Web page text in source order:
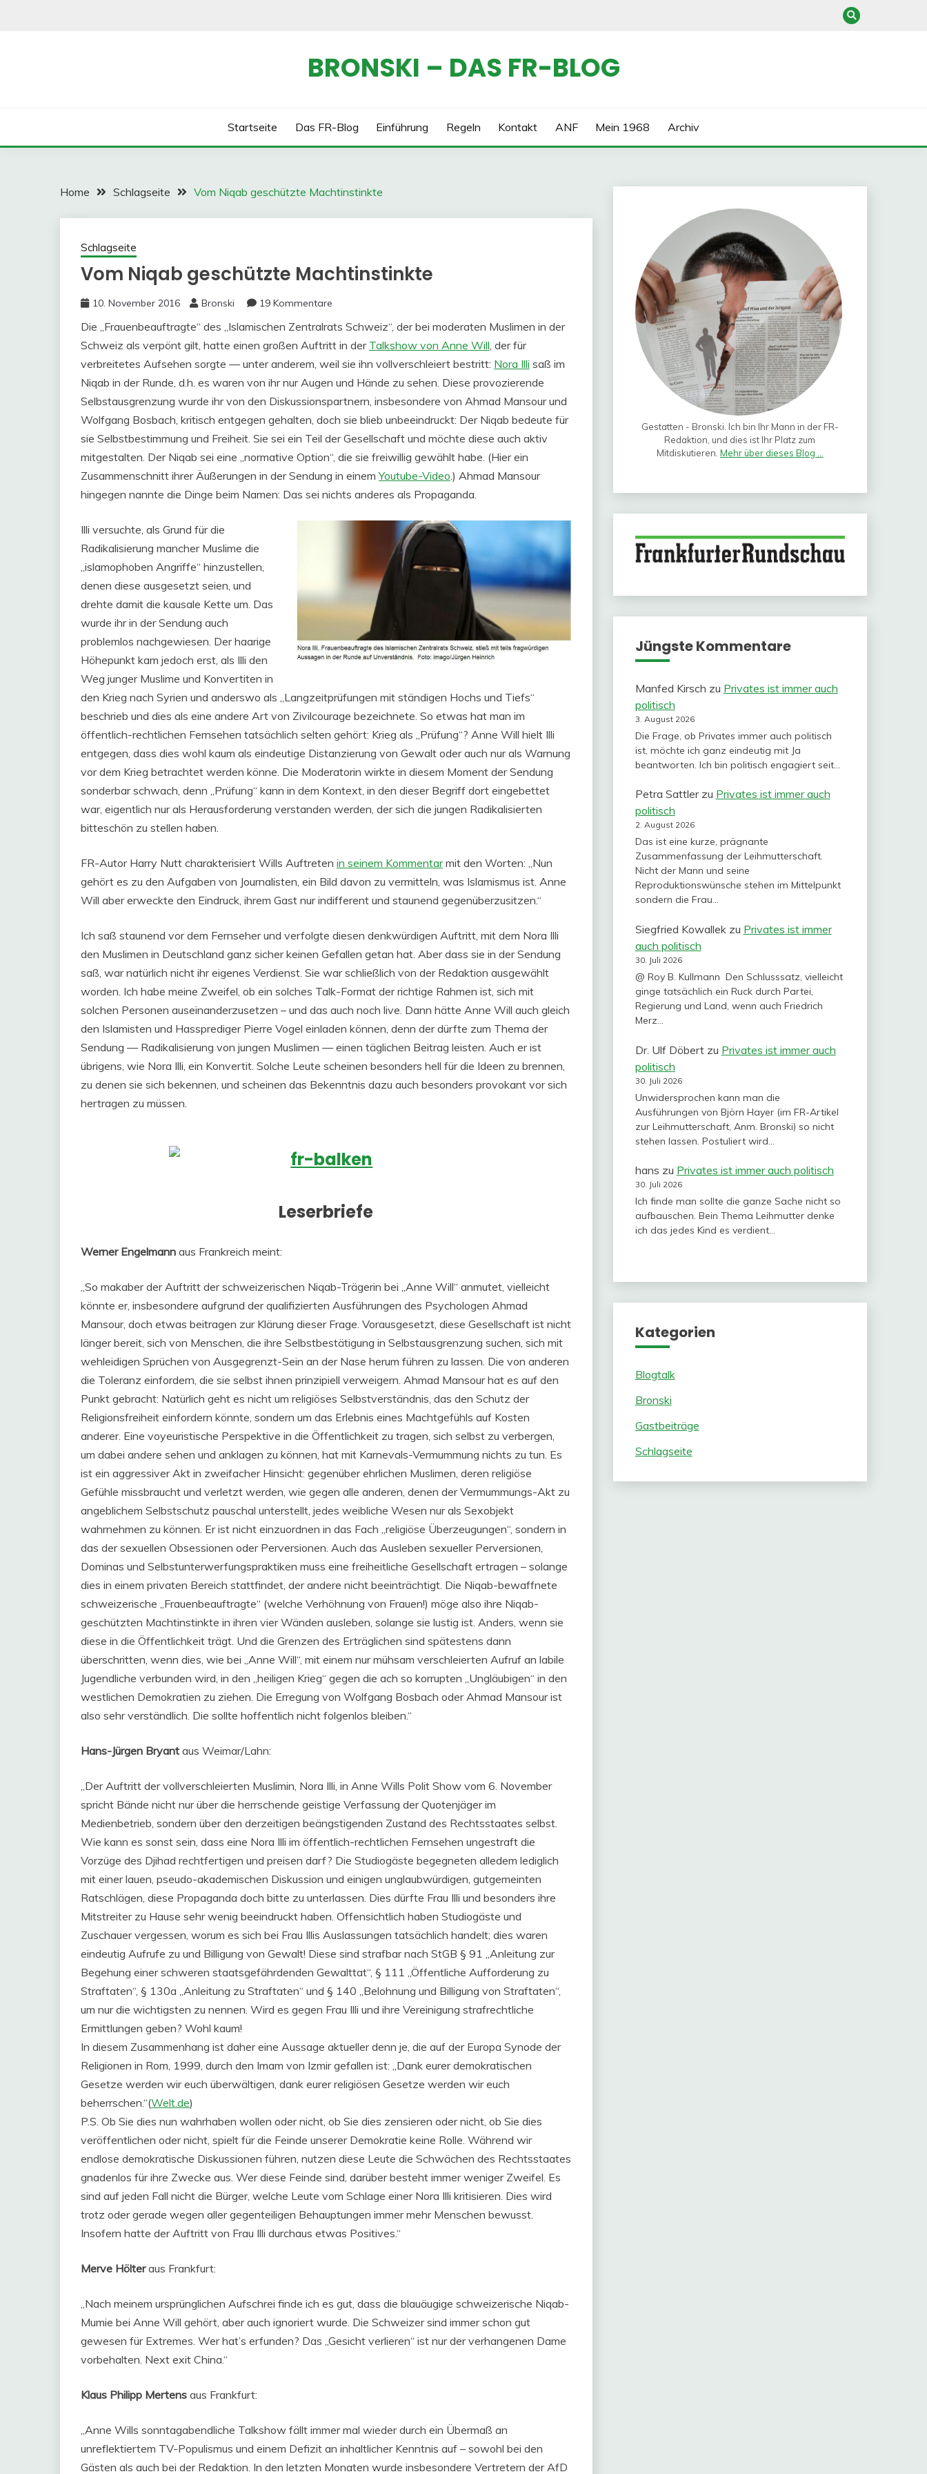
BRONSKI – DAS FR-BLOG
Startseite Das FR-Blog Einführung Regeln Kontakt ANF Mein 1968 Archiv
Home Schlagseite Vom Niqab geschützte Machtinstinkte
Schlagseite
Vom Niqab geschützte Machtinstinkte
10. November 2016 Bronski 19 Kommentare
Die „Frauenbeauftragte“ des „Islamischen Zentralrats Schweiz“, der bei moderaten Muslimen in der
Schweiz als verpönt gilt, hatte einen großen Auftritt in der Talkshow von Anne Will, der für
verbreitetes Aufsehen sorgte — unter anderem, weil sie ihn vollverschleiert bestritt: Nora Illi saß im
Niqab in der Runde, d.h. es waren von ihr nur Augen und Hände zu sehen. Diese provozierende
Selbstausgrenzung wurde ihr von den Diskussionspartnern, insbesondere von Ahmad Mansour und
Wolfgang Bosbach, kritisch entgegen gehalten, doch sie blieb unbeeindruckt: Der Niqab bedeute für
sie Selbstbestimmung und Freiheit. Sie sei ein Teil der Gesellschaft und möchte diese auch aktiv
mitgestalten. Der Niqab sei eine „normative Option“, die sie freiwillig gewählt habe. (Hier ein
Zusammenschnitt ihrer Äußerungen in der Sendung in einemYoutube-Video.) Ahmad Mansour
hingegen nannte die Dinge beim Namen: Das sei nichts anderes als Propaganda.
Illi versuchte, als Grund für die
Radikalisierung mancher Muslime die
„islamophoben Angriffe“ hinzustellen,
denen diese ausgesetzt seien, und
drehte damit die kausale Kette um. Das
wurde ihr in der Sendung auch
problemlos nachgewiesen. Der haarige
Höhepunkt kam jedoch erst, als Illi den
Weg junger Muslime und Konvertiten in
den Krieg nach Syrien und anderswo als „Langzeitprüfungen mit ständigen Hochs und Tiefs“
beschrieb und dies als eine andere Art von Zivilcourage bezeichnete. So etwas hat man im
öffentlich-rechtlichen Fernsehen tatsächlich selten gehört: Krieg als „Prüfung“? Anne Will hielt Illi
entgegen, dass dies wohl kaum als eindeutige Distanzierung von Gewalt oder auch nur als Warnung
vor dem Krieg betrachtet werden könne. Die Moderatorin wirkte in diesem Moment der Sendung
sonderbar schwach, denn „Prüfung“ kann in dem Kontext, in den dieser Begriff dort eingebettet
war, eigentlich nur als Herausforderung verstanden werden, der sich die jungen Radikalisierten
bitteschön zu stellen haben.
FR-Autor Harry Nutt charakterisiert Wills Auftreten in seinem Kommentarmit den Worten: „Nun
gehört es zu den Aufgaben von Journalisten, ein Bild davon zu vermitteln, was Islamismus ist. Anne
Will aber erweckte den Eindruck, ihrem Gast nur indifferent und staunend gegenüberzusitzen.“
Ich saß staunend vor dem Fernseher und verfolgte diesen denkwürdigen Auftritt, mit dem Nora Illi
den Muslimen in Deutschland ganz sicher keinen Gefallen getan hat. Aber dass sie in der Sendung
saß, war natürlich nicht ihr eigenes Verdienst. Sie war schließlich von der Redaktion ausgewählt
worden. Ich habe meine Zweifel, ob ein solches Talk-Format der richtige Rahmen ist, sich mit
solchen Personen auseinanderzusetzen – und das auch noch live. Dann hätte Anne Will auch gleich
den Islamisten und Hassprediger Pierre Vogel einladen können, denn der dürfte zum Thema der
Sendung — Radikalisierung von jungen Muslimen — einen täglichen Beitrag leisten. Auch er ist
übrigens, wie Nora Illi, ein Konvertit. Solche Leute scheinen besonders hell für die Ideen zu brennen,
zu denen sie sich bekennen, und scheinen das Bekenntnis dazu auch besonders provokant vor sich
hertragen zu müssen.
Leserbriefe
Werner Engelmann aus Frankreich meint:
„So makaber der Auftritt der schweizerischen Niqab-Trägerin bei „Anne Will“ anmutet, vielleicht
könnte er, insbesondere aufgrund der qualifizierten Ausführungen des Psychologen Ahmad
Mansour, doch etwas beitragen zur Klärung dieser Frage. Vorausgesetzt, diese Gesellschaft ist nicht
länger bereit, sich von Menschen, die ihre Selbstbestätigung in Selbstausgrenzung suchen, sich mit
wehleidigen Sprüchen von Ausgegrenzt-Sein an der Nase herum führen zu lassen. Die von anderen
die Toleranz einfordern, die sie selbst ihnen prinzipiell verweigern. Ahmad Mansour hat es auf den
Punkt gebracht: Natürlich geht es nicht um religiöses Selbstverständnis, das den Schutz der
Religionsfreiheit einfordern könnte, sondern um das Erlebnis eines Machtgefühls auf Kosten
anderer. Eine voyeuristische Perspektive in die Öffentlichkeit zu tragen, sich selbst zu verbergen,
um dabei andere sehen und anklagen zu können, hat mit Karnevals-Vermummung nichts zu tun. Es
ist ein aggressiver Akt in zweifacher Hinsicht: gegenüber ehrlichen Muslimen, deren religiöse
Gefühle missbraucht und verletzt werden, wie gegen alle anderen, denen der Vermummungs-Akt zu
angeblichem Selbstschutz pauschal unterstellt, jedes weibliche Wesen nur als Sexobjekt
wahrnehmen zu können. Er ist nicht einzuordnen in das Fach „religiöse Überzeugungen“, sondern in
das der sexuellen Obsessionen oder Perversionen. Auch das Ausleben sexueller Perversionen,
Dominas und Selbstunterwerfungspraktiken muss eine freiheitliche Gesellschaft ertragen – solange
dies in einem privaten Bereich stattfindet, der andere nicht beeinträchtigt. Die Niqab-bewaffnete
schweizerische „Frauenbeauftragte“ (welche Verhöhnung von Frauen!) möge also ihre Niqab-
geschützten Machtinstinkte in ihren vier Wänden ausleben, solange sie lustig ist. Anders, wenn sie
diese in die Öffentlichkeit trägt. Und die Grenzen des Erträglichen sind spätestens dann
überschritten, wenn dies, wie bei „Anne Will“, mit einem nur mühsam verschleierten Aufruf an labile
Jugendliche verbunden wird, in den „heiligen Krieg“ gegen die ach so korrupten „Ungläubigen“ in den
westlichen Demokratien zu ziehen. Die Erregung von Wolfgang Bosbach oder Ahmad Mansour ist
also sehr verständlich. Die sollte hoffentlich nicht folgenlos bleiben.“
Hans-Jürgen Bryant aus Weimar/Lahn:
„Der Auftritt der vollverschleierten Muslimin, Nora Illi, in Anne Wills Polit Show vom 6. November
spricht Bände nicht nur über die herrschende geistige Verfassung der Quotenjäger im
Medienbetrieb, sondern über den derzeitigen beängstigenden Zustand des Rechtsstaates selbst.
Wie kann es sonst sein, dass eine Nora Illi im öffentlich-rechtlichen Fernsehen ungestraft die
Vorzüge des Djihad rechtfertigen und preisen darf? Die Studiogäste begegneten alledem lediglich
mit einer lauen, pseudo-akademischen Diskussion und einigen unglaubwürdigen, gutgemeinten
Ratschlägen, diese Propaganda doch bitte zu unterlassen. Dies dürfte Frau Illi und besonders ihre
Mitstreiter zu Hause sehr wenig beeindruckt haben. Offensichtlich haben Studiogäste und
Zuschauer vergessen, worum es sich bei Frau Illis Auslassungen tatsächlich handelt; dies waren
eindeutig Aufrufe zu und Billigung von Gewalt! Diese sind strafbar nach StGB § 91 „Anleitung zur
Begehung einer schweren staatsgefährdenden Gewalttat“, § 111 „Öffentliche Aufforderung zu
Straftaten“, § 130a „Anleitung zu Straftaten“ und § 140 „Belohnung und Billigung von Straftaten“,
um nur die wichtigsten zu nennen. Wird es gegen Frau Illi und ihre Vereinigung strafrechtliche
Ermittlungen geben? Wohl kaum!
In diesem Zusammenhang ist daher eine Aussage aktueller denn je, die auf der Europa Synode der
Religionen in Rom, 1999, durch den Imam von Izmir gefallen ist: „Dank eurer demokratischen
Gesetze werden wir euch überwältigen, dank eurer religiösen Gesetze werden wir euch
beherrschen.“(Welt.de)
P.S. Ob Sie dies nun wahrhaben wollen oder nicht, ob Sie dies zensieren oder nicht, ob Sie dies
veröffentlichen oder nicht, spielt für die Feinde unserer Demokratie keine Rolle. Während wir
endlose demokratische Diskussionen führen, nutzen diese Leute die Schwächen des Rechtsstaates
gnadenlos für ihre Zwecke aus. Wer diese Feinde sind, darüber besteht immer weniger Zweifel. Es
sind auf jeden Fall nicht die Bürger, welche Leute vom Schlage einer Nora Illi kritisieren. Dies wird
trotz oder gerade wegen aller gegenteiligen Behauptungen immer mehr Menschen bewusst.
Insofern hatte der Auftritt von Frau Illi durchaus etwas Positives.“
Merve Hölteraus Frankfurt:
„Nach meinem ursprünglichen Aufschrei finde ich es gut, dass die blauäugige schweizerische Niqab-
Mumie bei Anne Will gehört, aber auch ignoriert wurde. Die Schweizer sind immer schon gut
gewesen für Extremes. Wer hat’s erfunden? Das „Gesicht verlieren“ ist nur der verhangenen Dame
vorbehalten. Next exit China.“
Klaus Philipp Mertens aus Frankfurt:
„Anne Wills sonntagabendliche Talkshow fällt immer mal wieder durch ein Übermaß an
unreflektiertem TV-Populismus und einem Defizit an inhaltlicher Kenntnis auf – sowohl bei den
Gästen als auch bei der Redaktion. In den letzten Monaten wurde insbesondere Vertretern der AfD
Gestatten - Bronski. Ich bin Ihr Mann in der FR-
Redaktion, und dies ist Ihr Platz zum
Mitdiskutieren. Mehr über dieses Blog ...
Jüngste Kommentare
Manfed Kirsch zu Privates ist immer auch
politisch
3. August 2026
Die Frage, ob Privates immer auch politisch
ist, möchte ich ganz eindeutig mit Ja
beantworten. Ich bin politisch engagiert seit…
Petra Sattlerzu Privates ist immer auch
politisch
2. August 2026
Das ist eine kurze, prägnante
Zusammenfassung der Leihmutterschaft.
Nicht der Mann und seine
Reproduktionswünsche stehen im Mittelpunkt
sondern die Frau…
Siegfried Kowallekzu Privates ist immer
auch politisch
30. Juli 2026
@ Roy B. Kullmann Den Schlusssatz, vielleicht
ginge tatsächlich ein Ruck durch Partei,
Regierung und Land, wenn auch Friedrich
Merz…
Dr. Ulf Döbertzu Privates ist immer auch
politisch
30. Juli 2026
Unwidersprochen kann man die
Ausführungen von Björn Hayer (im FR-Artikel
zur Leihmutterschaft, Anm. Bronski) so nicht
stehen lassen. Postuliert wird…
hans zu Privates ist immer auch politisch
30. Juli 2026
Ich finde man sollte die ganze Sache nicht so
aufbauschen. Bein Thema Leihmutter denke
ich das jedes Kind es verdient…
Kategorien
Blogtalk
Bronski
Gastbeiträge
Schlagseite